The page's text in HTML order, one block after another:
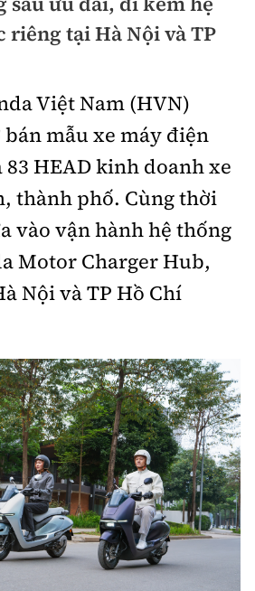
Xây dựng
Thị Hồng Nga
máy:Nguyễn Tiến Mạnh
BC, cấp ngày 22/4/2025
Xây dựng
riêng tại Hà Nội và TP
Việt Nam (HVN)
mẫu xe máy điện
83 HEAD kinh doanh xe
thành phố. Cùng thời
vào vận hành hệ thống
Motor Charger Hub,
Nội và TP Hồ Chí